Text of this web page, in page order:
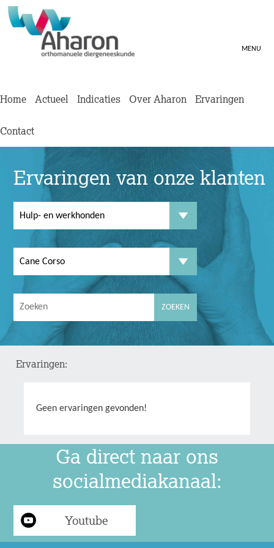
MENU
Home Actueel Indicaties Over Aharon Ervaringen
Contact
Ervaringen van onze klanten
Ervaringen:
Geen ervaringen gevonden!
Ga direct naar ons
socialmediakanaal:
Youtube